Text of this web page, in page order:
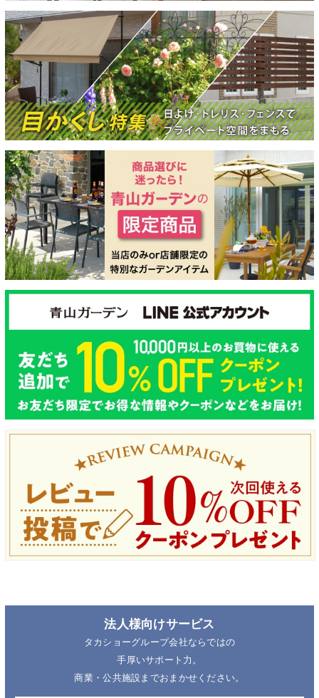
法人様向けサービス
タカショーグループ会社ならではの
手厚いサポート力。
商業・公共施設までおまかせください。